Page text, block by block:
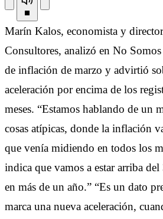
Marín Kalos, economista y
Consultores, analizó en No
de inflación de marzo y advirtió
aceleración por encima de los
meses. “Estamos hablando de un
cosas atípicas, donde la inflación
que venía midiendo en todos los
indica que vamos a estar arriba
en más de un año.” “Es un dato
marca una nueva aceleración,